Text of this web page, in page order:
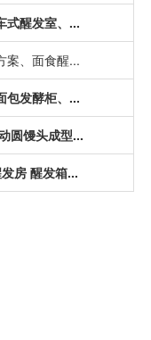
式醒发室、...
案、面食醒...
包发酵柜、...
圆馒头成型...
房 醒发箱...